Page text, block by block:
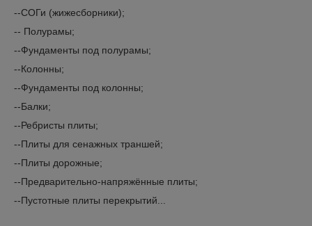
--СОГи (жижесборники);
-- Полурамы;
--Фундаменты под полурамы;
--Колонны;
--Фундаменты под колонны;
--Балки;
--Ребристы плиты;
--Плиты для сенажных траншей;
--Плиты дорожные;
--Предварительно-напряжённые плиты;
--Пустотные плиты перекрытий...